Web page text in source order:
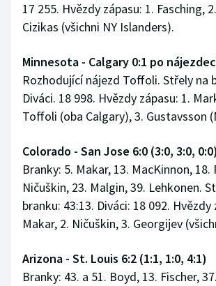
17 255. Hvězdy zápasu: 1. Fasching,
Cizikas (všichni NY Islanders).
Minnesota - Calgary 0:1 po
Rozhodující nájezd Toffoli. Střely na
Diváci. 18 998. Hvězdy zápasu: 1.
Toffoli (oba Calgary), 3. Gustavsson
Colorado - San Jose 6:0 (3:0, 3:0, 0:0)
Branky: 5. Makar, 13. MacKinnon, 18.
Ničuškin, 23. Malgin, 39. Lehkonen.
branku: 43:13. Diváci: 18 092. Hvězdy
Makar, 2. Ničuškin, 3. Georgijev
Arizona - St. Louis 6:2 (1:1, 1:0, 4:1)
Branky: 43. a 51. Boyd, 13. Fischer,